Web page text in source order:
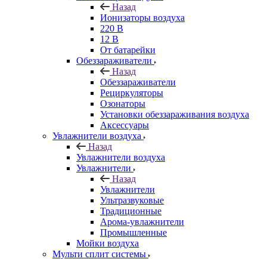
Назад
Ионизаторы воздуха
220 В
12 В
От батарейки
Обеззараживатели
Назад
Обеззараживатели
Рециркуляторы
Озонаторы
Установки обеззараживания воздуха
Аксессуары
Увлажнители воздуха
Назад
Увлажнители воздуха
Увлажнители
Назад
Увлажнители
Ультразвуковые
Традиционные
Арома-увлажнители
Промышленные
Мойки воздуха
Мульти сплит системы